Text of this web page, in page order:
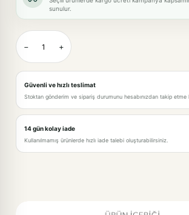
sunulur.
− +
Güvenli ve hızlı teslimat
Stoktan gönderim ve sipariş durumunu hesabınızdan takip etme
14 gün kolay iade
Kullanılmamış ürünlerde hızlı iade talebi oluşturabilirsiniz.